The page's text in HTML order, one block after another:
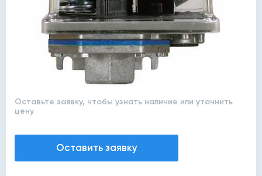
Оставьте заявку, чтобы узнать наличие или уточнить
цену
Оставить заявку